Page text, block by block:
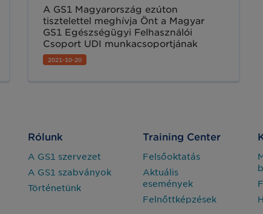
A GS1 Magyarország ezúton
tisztelettel meghívja Önt a Magyar
GS1 Egészségügyi Felhasználói
Csoport UDI munkacsoportjának
következő, decemberi ülésére.
2021-10-20
Rólunk
A GS1 szervezet
A GS1 szabványok
Történetünk
Training Center
Felsőoktatás
Aktuális
események
Felnőttképzések